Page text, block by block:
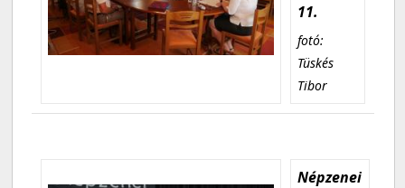
11.
fotó:
Tüskés
Tibor
Népzenei